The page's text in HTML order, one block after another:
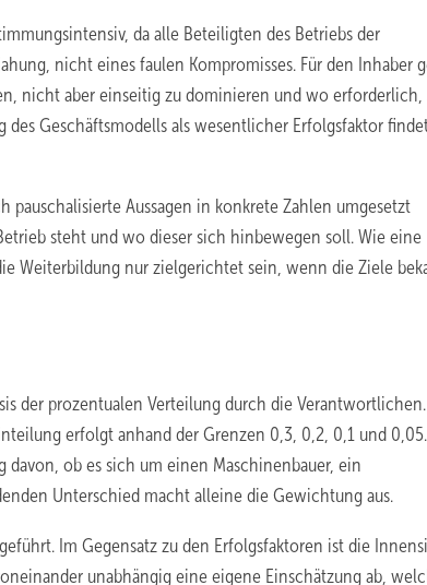
da alle Beteiligten des Betriebs der
nicht eines faulen Kompromisses. Für den Inhaber
nicht aber einseitig zu dominieren und wo erforderlich,
des Geschäftsmodells als wesentlicher Erfolgsfaktor
Aussagen in konkrete Zahlen umgesetzt
steht und wo dieser sich hinbewegen soll. Wie eine
Weiterbildung nur zielgerichtet sein, wenn die Ziele
der prozentualen Verteilung durch die Verantwortlichen.
erfolgt anhand der Grenzen 0,3, 0,2, 0,1 und 0,05.
ob es sich um einen Maschinenbauer, ein
Unterschied macht alleine die Gewichtung aus.
Im Gegensatz zu den Erfolgsfaktoren ist die
unabhängig eine eigene Einschätzung ab,